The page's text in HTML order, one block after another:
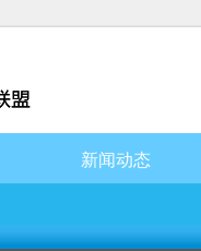
新闻动态